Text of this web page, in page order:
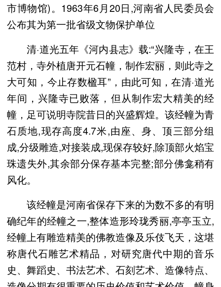
市博物馆)。1963年6月20日,河南省人民委员会
公布其为第一批省级文物保护单位
清·道光五年《河内县志》载:“兴隆寺，在王
范村，寺外植唐开元石幢，制作宏丽，则此寺之
大可知，今止存数楹耳”，由此可知，在清·道光
年间，兴隆寺已败落，但从制作宏大精美的经
幢，足可说明寺院昔日的兴盛辉煌。该经幢为青
石质地,现存高度4.7米,由座、身、顶三部分组
成,分级雕造,对接装成,现保存较好,除顶部火焰宝
珠遗失外,其余部分保存基本完整;部分佛龛稍有
风化。
该经幢是河南省保存下来的为数不多的有明
确纪年的经幢之一,整体造形玲珑秀丽,亭亭玉立,
经幢上有雕造精美的佛教造像及乐伎飞天，这堪
称唐代石雕艺术精品，对研究唐代中期的音乐
史、舞蹈史、书法艺术、石刻艺术、造像特点、